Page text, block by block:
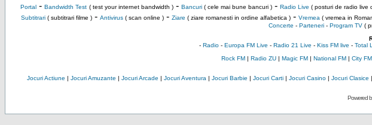
Portal- Bandwidth Test ( test your internet bandwidth )- Bancuri( cele mai bune bancuri )- Radio Live ( posturi de radio live
Subtitrari( subtitrari filme )- Antivirus( scan online )- Ziare ( ziare romanesti in ordine alfabetica )- Vremea ( vremea in
Concerte - Parteneri- Program TV(
- Radio- Europa FM Live - Radio 21 Live - Kiss FM live - Total
Rock FM| Radio ZU| Magic FM| National FM| City FM
Jocuri Actiune | Jocuri Amuzante | Jocuri Arcade | Jocuri Aventura | Jocuri Barbie | Jocuri Carti| Jocuri Casino| Jocuri Clasice |
Powered